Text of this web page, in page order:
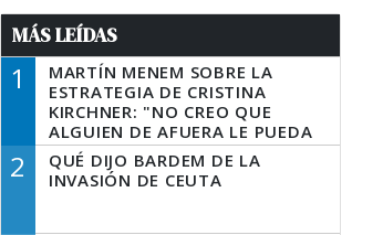
MÁS LEÍDAS
1
MARTÍN MENEM SOBRE LA
ESTRATEGIA DE CRISTINA
KIRCHNER: "NO CREO QUE
ALGUIEN DE AFUERA LE PUEDA
DECIR A LA JUSTICIA LO QUE
TIENE QUE HACER"
2
QUÉ DIJO BARDEM DE LA
INVASIÓN DE CEUTA